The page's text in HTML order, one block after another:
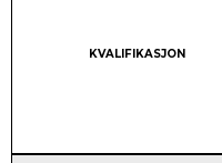
Column 1:
KVALIFIKASJON